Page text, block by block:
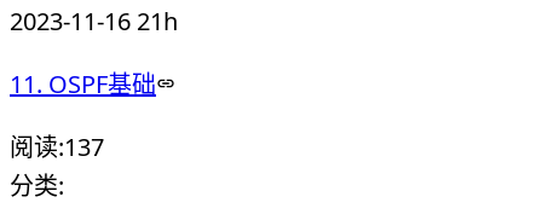
2023-11-16 21h
11. OSPF基础
阅读:137
分类: